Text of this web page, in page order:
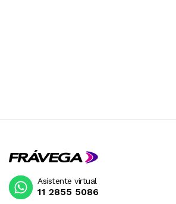
Asistente virtual
11 2855 5086